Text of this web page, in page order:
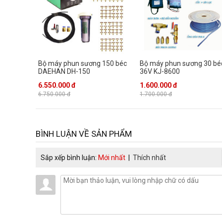
Bộ máy bơm phun sương 15 béc HF-8379
khi vận
môi trường xung quanh 1 cách nhanh chóng trên diện rộng
cảm giác dễ chịu hơn. Công suất máy phun sương 35W tiết
Nhập khẩu chính hãng, chất lượng ổn định
Bộ máy phun sương 150 béc
DAEHAN DH-150
6.550.000 đ
6.750.000 đ
Bộ máy phun sương 30
36V KJ-8600
1.600.000 đ
1.700.000 đ
BÌNH LUẬN VỀ SẢN PHẨM
Sắp xếp bình luận: Mới nhất | Thích nhất